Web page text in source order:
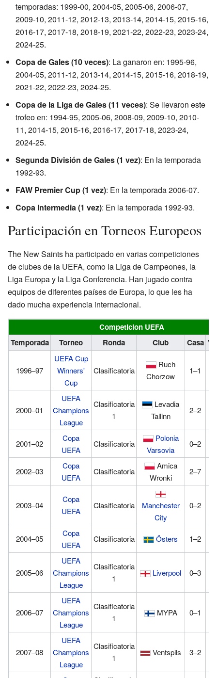
temporadas: 1999-00, 2004-05, 2005-06, 2006-07,
2009-10, 2011-12, 2012-13, 2013-14, 2014-15, 2015-16,
2016-17, 2017-18, 2018-19, 2021-22, 2022-23, 2023-24,
2024-25.
Copa de Gales (10 veces): La ganaron en: 1995-96,
2004-05, 2011-12, 2013-14, 2014-15, 2015-16, 2018-19,
2021-22, 2022-23, 2024-25.
Copa de la Liga de Gales (11 veces): Se llevaron este
trofeo en: 1994-95, 2005-06, 2008-09, 2009-10, 2010-
11, 2014-15, 2015-16, 2016-17, 2017-18, 2023-24,
2024-25.
Segunda División de Gales (1 vez): En la temporada
1992-93.
FAW Premier Cup (1 vez): En la temporada 2006-07.
Copa Intermedia (1 vez): En la temporada 1992-93.
Participación en Torneos Europeos
The New Saints ha participado en varias competiciones
de clubes de la UEFA, como la Liga de Campeones, la
Liga Europa y la Liga Conferencia. Han jugado contra
equipos de diferentes países de Europa, lo que les ha
dado mucha experiencia internacional.
Competicion UEFA
Temporada
Torneo Ronda Club Casa
1996–97
UEFA Cup
Winners'
Cup
Clasificatoria
Ruch
Chorzow
1–1
2000–01
UEFA
Champions
League
Clasificatoria
1
Levadia
Tallinn
2–2
2001–02
Copa
UEFA
Clasificatoria
Polonia
Varsovia
0–2
2002–03
Copa
UEFA
Clasificatoria
Amica
Wronki
2–7
2003–04
Copa
UEFA
Clasificatoria
Manchester
City
0–2
2004–05
Copa
UEFA
Clasificatoria Östers 1–2
2005–06
UEFA
Champions
League
Clasificatoria
1
Liverpool 0–3
2006–07
UEFA
Champions
League
Clasificatoria
1
MYPA 0–1
2007–08
UEFA
Champions
League
Clasificatoria
1
Ventspils 3–2